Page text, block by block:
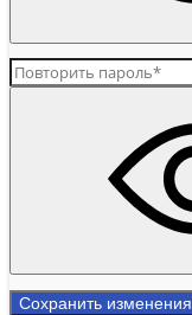
Сохранить изменения